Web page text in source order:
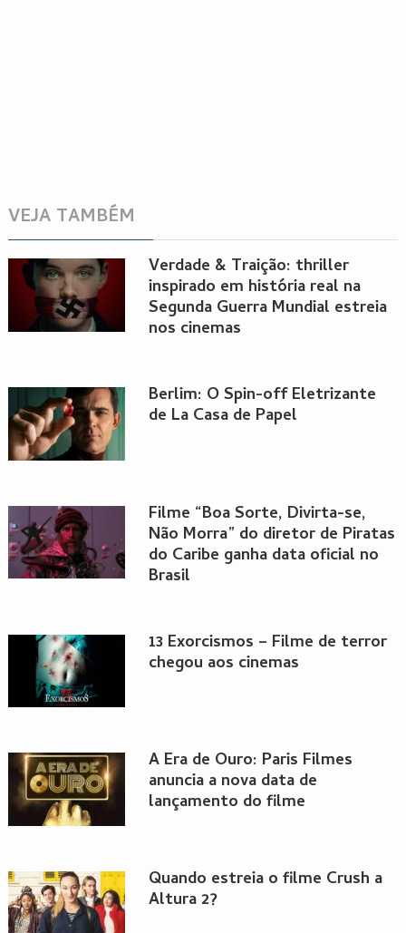
VEJA TAMBÉM
Verdade & Traição: thriller
inspirado em história real na
Segunda Guerra Mundial estreia
nos cinemas
Berlim: O Spin-off Eletrizante
de La Casa de Papel
Filme “Boa Sorte, Divirta-se,
Não Morra” do diretor de Piratas
do Caribe ganha data oficial no
Brasil
13 Exorcismos – Filme de terror
chegou aos cinemas
A Era de Ouro: Paris Filmes
anuncia a nova data de
lançamento do filme
Quando estreia o filme Crush a
Altura 2?